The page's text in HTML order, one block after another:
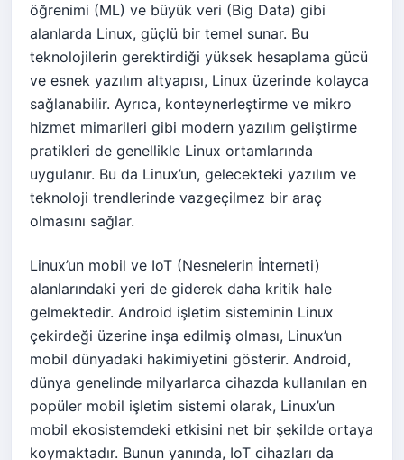
öğrenimi (ML) ve büyük veri (Big Data) gibi
alanlarda Linux, güçlü bir temel sunar. Bu
teknolojilerin gerektirdiği yüksek hesaplama gücü
ve esnek yazılım altyapısı, Linux üzerinde kolayca
sağlanabilir. Ayrıca, konteynerleştirme ve mikro
hizmet mimarileri gibi modern yazılım geliştirme
pratikleri de genellikle Linux ortamlarında
uygulanır. Bu da Linux’un, gelecekteki yazılım ve
teknoloji trendlerinde vazgeçilmez bir araç
olmasını sağlar.
Linux’un mobil ve IoT (Nesnelerin İnterneti)
alanlarındaki yeri de giderek daha kritik hale
gelmektedir. Android işletim sisteminin Linux
çekirdeği üzerine inşa edilmiş olması, Linux’un
mobil dünyadaki hakimiyetini gösterir. Android,
dünya genelinde milyarlarca cihazda kullanılan en
popüler mobil işletim sistemi olarak, Linux’un
mobil ekosistemdeki etkisini net bir şekilde ortaya
koymaktadır. Bunun yanında, IoT cihazları da